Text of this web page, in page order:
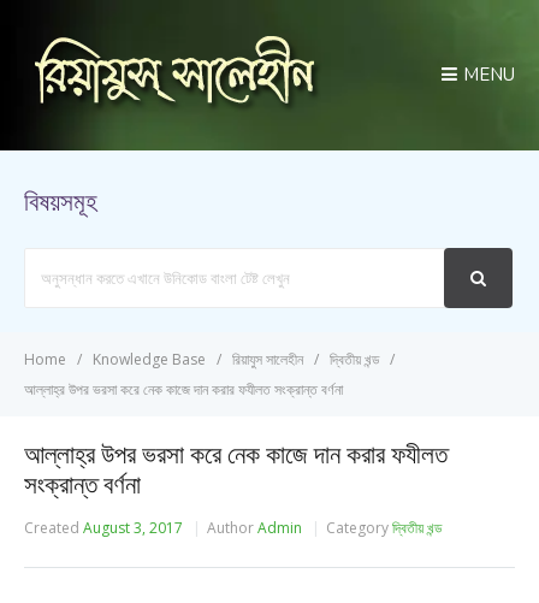
MENU
বিষয়সমূহ
Home Knowledge Base রিয়াযুস সালেহীন
দ্বিতীয় খন্ড
আল্লাহ্‌র উপর ভরসা করে নেক কাজে দান করার ফযীলত সংক্রান্ত বর্ণনা
আল্লাহ্‌র উপর ভরসা করে নেক কাজে দান করার ফযীলত
সংক্রান্ত বর্ণনা
Created August 3, 2017 AuthorAdmin Categoryদ্বিতীয় খন্ড